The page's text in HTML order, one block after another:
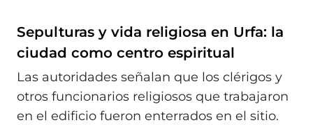
Sepulturas y vida religiosa en Urfa: la
ciudad como centro espiritual
Las autoridades señalan que los clérigos y
otros funcionarios religiosos que trabajaron
en el edificio fueron enterrados en el sitio.